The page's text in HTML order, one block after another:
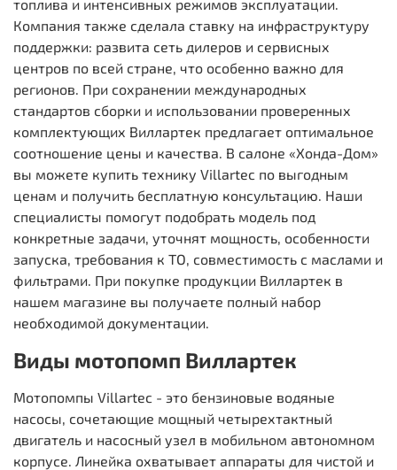
топлива и интенсивных режимов эксплуатации.
Компания также сделала ставку на инфраструктуру
поддержки: развита сеть дилеров и сервисных
центров по всей стране, что особенно важно для
регионов. При сохранении международных
стандартов сборки и использовании проверенных
комплектующих Виллартек предлагает оптимальное
соотношение цены и качества. В салоне «Хонда-Дом»
вы можете купить технику Villartec по выгодным
ценам и получить бесплатную консультацию. Наши
специалисты помогут подобрать модель под
конкретные задачи, уточнят мощность, особенности
запуска, требования к ТО, совместимость с маслами и
фильтрами. При покупке продукции Виллартек в
нашем магазине вы получаете полный набор
необходимой документации.
Виды мотопомп Виллартек
Мотопомпы Villartec - это бензиновые водяные
насосы, сочетающие мощный четырехтактный
двигатель и насосный узел в мобильном автономном
корпусе. Линейка охватывает аппараты для чистой и